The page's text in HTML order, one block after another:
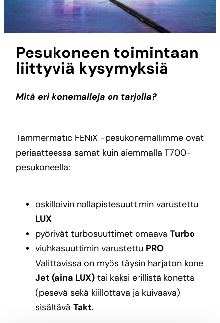
Pesukoneen toimintaan
liittyviä kysymyksiä
Mitä eri konemalleja on tarjolla?
Tammermatic FENiX -pesukonemallimme ovat
periaatteessa samat kuin aiemmalla T700-
pesukoneella:
oskilloivin nollapistesuuttimin varustettu
LUX
pyörivät turbosuuttimet omaava Turbo
viuhkasuuttimin varustettu PRO
Valittavissa on myös täysin harjaton kone
Jet (aina LUX) tai kaksi erillistä konetta
(pesevä sekä kiillottava ja kuivaava)
sisältävä Takt.